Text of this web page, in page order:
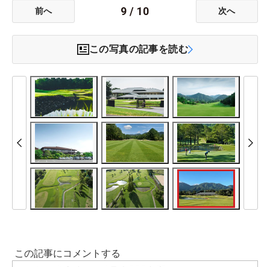
前へ 9 / 10 次へ
この写真の記事を読む